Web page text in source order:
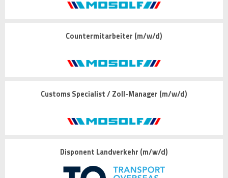
Countermitarbeiter (m/w/d)
Customs Specialist / Zoll-Manager (m/w/d)
Disponent Landverkehr (m/w/d)